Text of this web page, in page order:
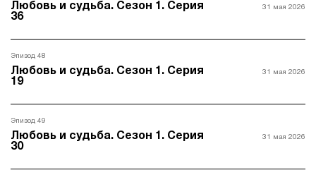
Любовь и судьба. Сезон 1. Серия
36
31 мая 2026
Эпизод 48
Любовь и судьба. Сезон 1. Серия
19
31 мая 2026
Эпизод 49
Любовь и судьба. Сезон 1. Серия
30
31 мая 2026